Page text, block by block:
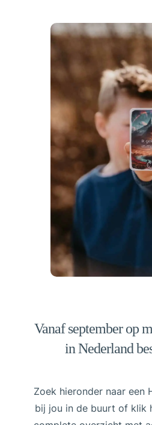
Vanaf september op
in Nederland
Zoek hieronder naar een
bij jou in de buurt of klik